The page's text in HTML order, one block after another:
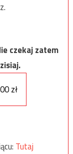
czekaj zatem
zł
Tutaj